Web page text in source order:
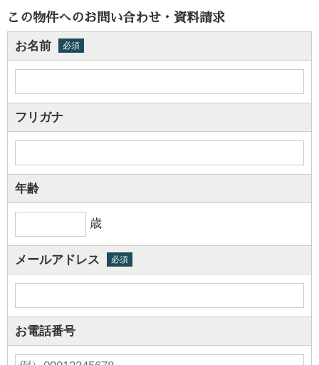
この物件へのお問い合わせ・資料請求
お名前 必須
フリガナ
年齢
歳
メールアドレス 必須
お電話番号